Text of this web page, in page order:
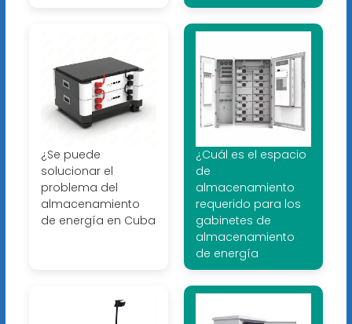
¿Se puede
solucionar el
problema del
almacenamiento
de energía en Cuba
¿Cuál es el espacio
de
almacenamiento
requerido para los
gabinetes de
almacenamiento
de energía